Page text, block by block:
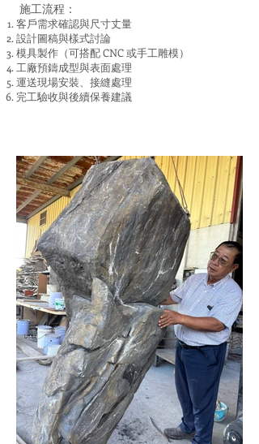
施工流程：
客戶需求確認與尺寸丈量
設計圖稿與樣式討論
模具製作（可搭配 CNC 或手工雕模）
工廠預鑄成型與表面處理
運送現場安裝、接縫處理
完工驗收與後續保養建議